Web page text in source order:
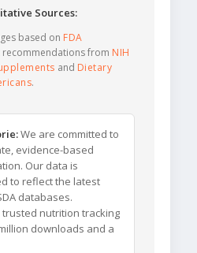
Sources:
based on FDA
recommendations from NIH
and Dietary
.
We are committed to
evidence-based
Our data is
to reflect the latest
databases.
trusted nutrition tracking
downloads and a